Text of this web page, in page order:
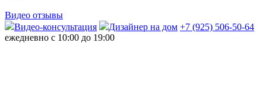
Видео отзывы
Видео-консультация
Дизайнер на дом +7 (925) 506-50-64
ежедневно с 10:00 до 19:00